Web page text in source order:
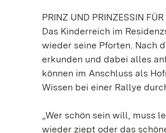
PRINZ UND PRINZESSIN FÜR
Das Kinderreich im
wieder seine Pforten. Nach
erkunden und dabei alles
können im Anschluss als
Wissen bei einer Rallye
„Wer schön sein will, muss
wieder ziept oder das